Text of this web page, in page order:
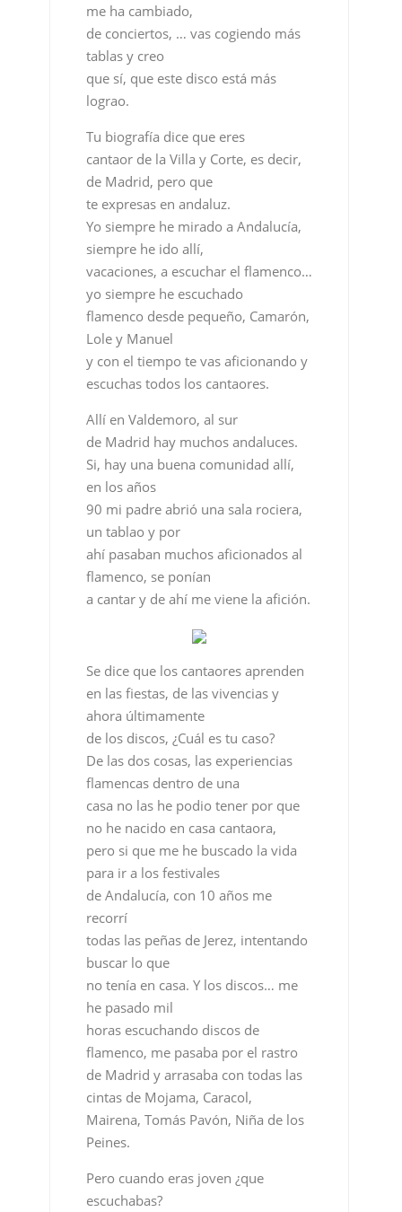
me ha cambiado,
de conciertos, … vas cogiendo más
tablas y creo
que sí, que este disco está más
lograo.
Tu biografía dice que eres
cantaor de la Villa y Corte, es decir,
de Madrid, pero que
te expresas en andaluz.
Yo siempre he mirado a Andalucía,
siempre he ido allí,
vacaciones, a escuchar el flamenco…
yo siempre he escuchado
flamenco desde pequeño, Camarón,
Lole y Manuel
y con el tiempo te vas aficionando y
escuchas todos los cantaores.
Allí en Valdemoro, al sur
de Madrid hay muchos andaluces.
Si, hay una buena comunidad allí,
en los años
90 mi padre abrió una sala rociera,
un tablao y por
ahí pasaban muchos aficionados al
flamenco, se ponían
a cantar y de ahí me viene la afición.
Se dice que los cantaores aprenden
en las fiestas, de las vivencias y
ahora últimamente
de los discos, ¿Cuál es tu caso?
De las dos cosas, las experiencias
flamencas dentro de una
casa no las he podio tener por que
no he nacido en casa cantaora,
pero si que me he buscado la vida
para ir a los festivales
de Andalucía, con 10 años me
recorrí
todas las peñas de Jerez, intentando
buscar lo que
no tenía en casa. Y los discos… me
he pasado mil
horas escuchando discos de
flamenco, me pasaba por el rastro
de Madrid y arrasaba con todas las
cintas de Mojama, Caracol,
Mairena, Tomás Pavón, Niña de los
Peines.
Pero cuando eras joven ¿que
escuchabas?